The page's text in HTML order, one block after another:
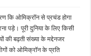
कि ओमिक्रॉन से प्रचंड होगा
पड़े। पूरी दुनिया के लिए किसी
की बढ़ती संख्या के मद्देनजर
को ओमिक्रॉन के प्रति